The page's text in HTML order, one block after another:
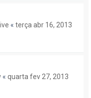
« terça abr 16, 2013
« quarta fev 27, 2013